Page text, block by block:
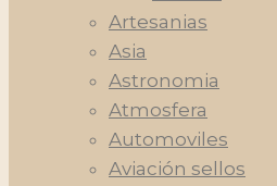
Artesanias
Asia
Astronomia
Atmosfera
Automoviles
Aviación sellos